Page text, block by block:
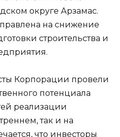
округе Арзамас.
на снижение
строительства и
Корпорации провели
потенциала
реализации
так и на
что инвесторы